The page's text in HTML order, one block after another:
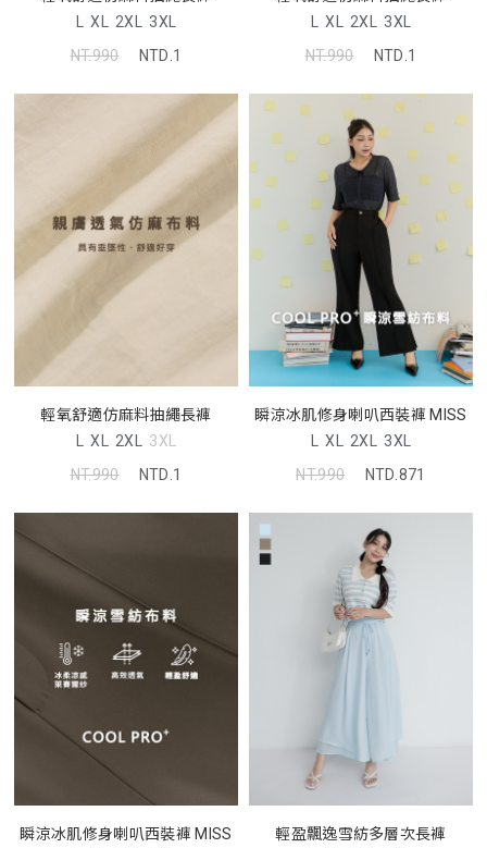
L XL 2XL 3XL
NT.990
NTD.1
L XL 2XL 3XL
NT.990
NTD.1
輕氧舒適仿麻料抽繩長褲
L XL 2XL 3XL
NT.990
NTD.1
瞬涼冰肌修身喇叭西裝褲 MISS
L XL 2XL 3XL
NT.990
NTD.871
瞬涼冰肌修身喇叭西裝褲 MISS
輕盈飄逸雪紡多層次長褲